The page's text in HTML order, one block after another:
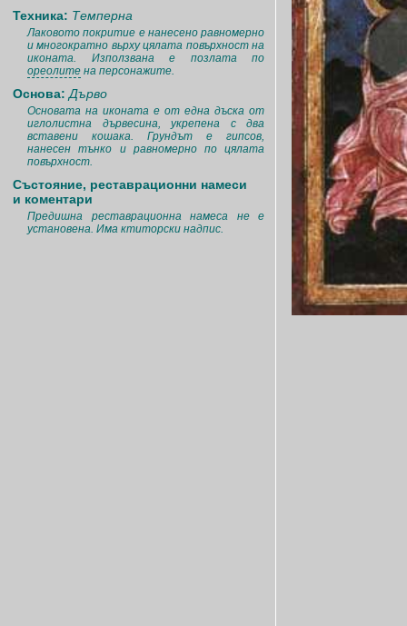
Техника: Темперна
Лаковото покритие е нанесено равномерно
и многократно вьрху цялата повърхност на
иконата. Използвана е позлата по
ореолите на персонажите.
Основа: Дърво
Основата на иконата е от една дъска от
иглолистна дървесина, укрепена с два
вставени кошака. Грундът е гипсов,
нанесен тънко и равномерно по цялата
повърхност.
Състояние, реставрационни намеси
и коментари
Предишна реставрационна намеса не е
установена. Има ктиторски надпис.